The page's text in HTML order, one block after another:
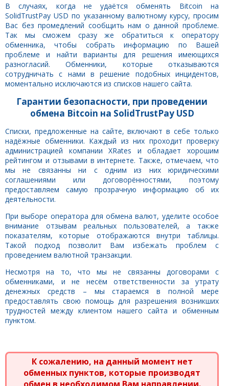
В случаях, когда не удаётся обменять Bitcoin на
SolidTrustPay USD по указанному валютному курсу, просим
Вас без промедлений сообщить нам о данной проблеме.
Так мы сможем сразу же обратиться к оператору
обменника, чтобы собрать информацию по Вашей
проблеме и найти варианты для решения имеющихся
разногласий. Обменники, которые отказываются
сотрудничать с нами в решение подобных инцидентов,
моментально исключаются из списков нашего сайта.
Гарантии безопасности, при проведении
обмена Bitcoin на SolidTrustPay USD
Списки, предложенные на сайте, включают в себе только
надёжные обменники. Каждый из них проходит проверку
администрацией компании XRates и обладает хорошим
рейтингом и отзывами в интернете. Также, отмечаем, что
мы не связанны ни с одним из них юридическими
соглашениями или договорённостями, поэтому
предоставляем самую прозрачную информацию об их
деятельности.
При выборе оператора для обмена валют, уделите особое
внимание отзывам реальных пользователей, а также
показателям, которые отображаются внутри таблицы.
Такой подход позволит Вам избежать проблем с
проведением валютной транзакции.
Несмотря на то, что мы не связанны договорами с
обменниками, и не несём ответственности за утрату
денежных средств – мы стараемся в полной мере
предоставлять свою помощь для разрешения возникших
трудностей между клиентом нашего сайта и обменным
пунктом.
К сожалению, на данный момент нет
обменных пунктов, которые производят